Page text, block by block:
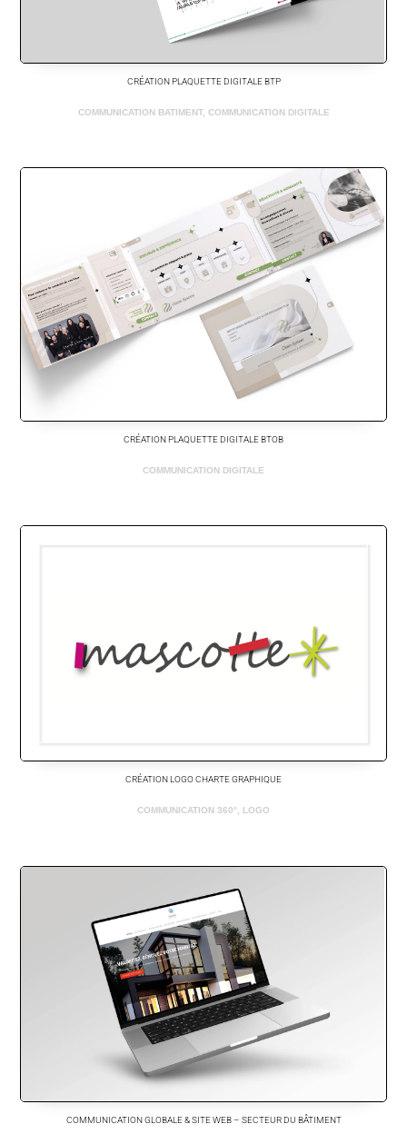
CRÉATION PLAQUETTE DIGITALE BTP
COMMUNICATION BATIMENT, COMMUNICATION DIGITALE
CRÉATION PLAQUETTE DIGITALE BTOB
COMMUNICATION DIGITALE
CRÉATION LOGO CHARTE GRAPHIQUE
COMMUNICATION 360°, LOGO
COMMUNICATION GLOBALE & SITE WEB – SECTEUR DU BÂTIMENT